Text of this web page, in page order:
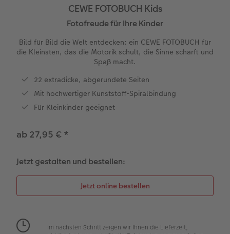
XXL Panorama
Compact Panorama
Kids
Veredelung
Square Prints
Fine Art Prints
Foto im Rahmen
Bilderbox
Gallery Print
Foto auf Hartschaumplatte
hexxas
Wandkalender Fineline
Für Notizen
Alle Zübehor
Textilien
Fotomagnete
Geschenkbox
Hochzeitskarten
Babykarten
Kommunionskarten
Hochzeit
Haustiere
Tipps für Fotobücher
Fotowettbewerbe
Für Kinder
Für Haustiere
App
CEWE FOTOBUCH Kids
Fotofreude für Ihre Kinder
Bild für Bild die Welt entdecken: ein CEWE FOTOBUCH für
die Kleinsten, das die Motorik schult, die Sinne schärft und
Spaß macht.
22 extradicke, abgerundete Seiten
Mit hochwertiger Kunststoff-Spiralbindung
Für Kleinkinder geeignet
ab 27,95 € *
Jetzt gestalten und bestellen:
Im nächsten Schritt zeigen wir Ihnen die Lieferzeit,